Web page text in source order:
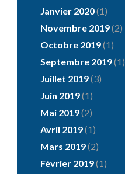
Janvier 2020(1)
Novembre 2019(2)
Octobre 2019(1)
Septembre 2019(1)
Juillet 2019(3)
Juin 2019(1)
Mai 2019(2)
Avril 2019(1)
Mars 2019(2)
Février 2019(1)